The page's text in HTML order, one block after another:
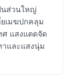
นส่วนใหญ่
เมฆปกคลุม
ศ แสงแดดจัด
และแสงนุ่ม